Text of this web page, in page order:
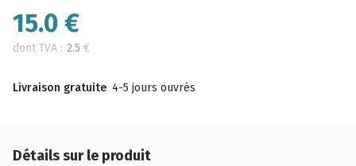
15.0 €
dont TVA : 2.5 €
Livraison gratuite 4-5 jours ouvrés
Détails sur le produit